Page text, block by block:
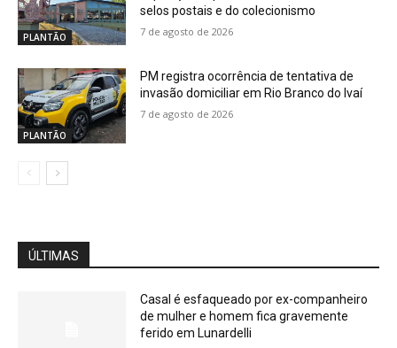
PLANTÃO
selos postais e do colecionismo
7 de agosto de 2026
PLANTÃO
PM registra ocorrência de tentativa de
invasão domiciliar em Rio Branco do Ivaí
7 de agosto de 2026
ÚLTIMAS
Casal é esfaqueado por ex-companheiro
de mulher e homem fica gravemente
ferido em Lunardelli